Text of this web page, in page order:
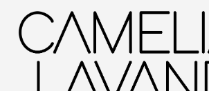
Inicio PAISAJISMO
Elige a tu medida